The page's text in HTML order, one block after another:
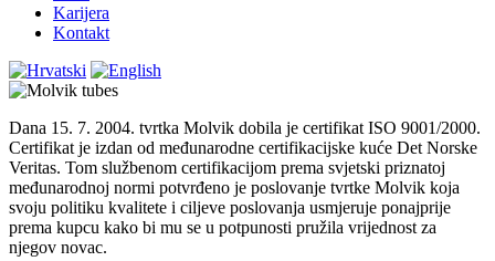
Karijera
Kontakt
Dana 15. 7. 2004. tvrtka Molvik dobila je certifikat ISO 9001/2000.
Certifikat je izdan od međunarodne certifikacijske kuće Det Norske
Veritas. Tom službenom certifikacijom prema svjetski priznatoj
međunarodnoj normi potvrđeno je poslovanje tvrtke Molvik koja
svoju politiku kvalitete i ciljeve poslovanja usmjeruje ponajprije
prema kupcu kako bi mu se u potpunosti pružila vrijednost za
njegov novac.